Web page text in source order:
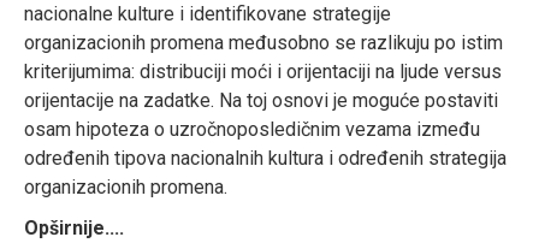
nacionalne kulture i identifikovane strategije
organizacionih promena međusobno se razlikuju po istim
kriterijumima: distribuciji moći i orijentaciji na ljude versus
orijentacije na zadatke. Na toj osnovi je moguće postaviti
osam hipoteza o uzročnoposledičnim vezama između
određenih tipova nacionalnih kultura i određenih strategija
organizacionih promena.
Opširnije....